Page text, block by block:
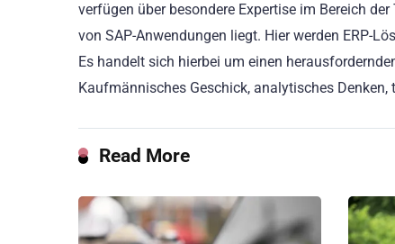
verfügen über besondere Expertise im Bereich
von SAP-Anwendungen liegt. Hier werden ERP-
Es handelt sich hierbei um einen
Kaufmännisches Geschick, analytisches
Read More